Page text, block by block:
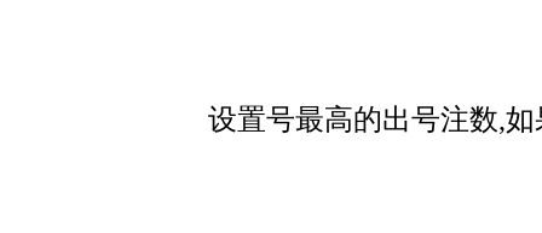
设置号最高的出号注数,